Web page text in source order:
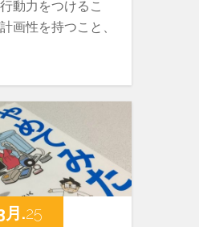
動力をつけるこ
画性を持つこと、
月.25